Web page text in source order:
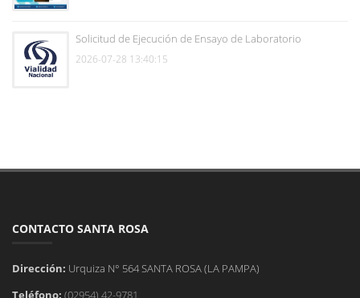
Solicitud de Ejecución de Ensayo de Laboratorio
2026-07-28 13:40:15
CONTACTO SANTA ROSA
Dirección: Urquiza N° 564 SANTA ROSA (LA PAMPA)
Teléfono: (02954) 42-9781